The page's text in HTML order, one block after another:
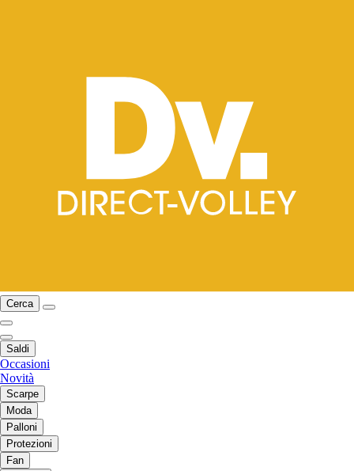
Cerca
Saldi
Occasioni
Novità
Scarpe
Moda
Palloni
Protezioni
Fan